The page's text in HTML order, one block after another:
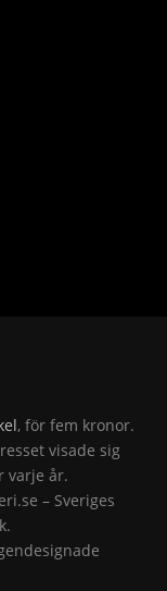
, för fem kronor.
visade sig
varje år.
– Sveriges